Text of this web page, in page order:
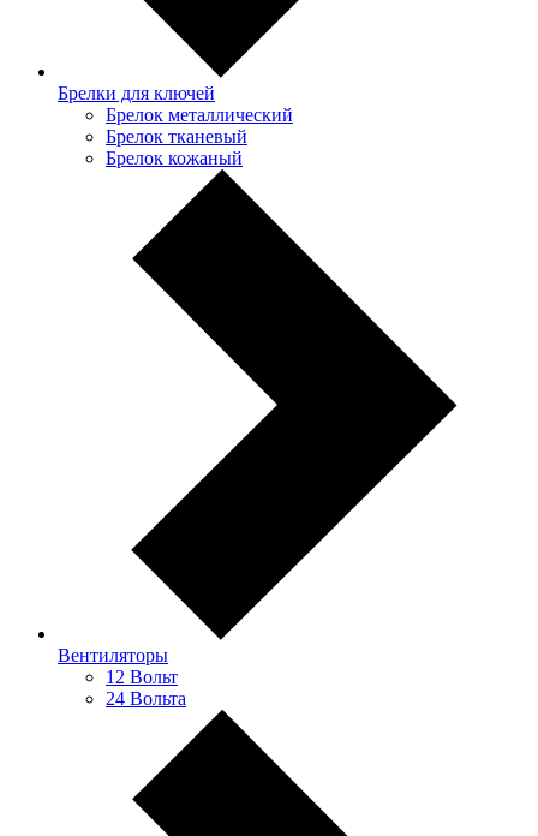
Брелки для ключей
Брелок металлический
Брелок тканевый
Брелок кожаный
Вентиляторы
12 Вольт
24 Вольта